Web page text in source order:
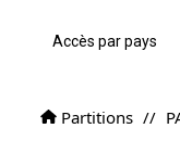
Accès par pays
Partitions //